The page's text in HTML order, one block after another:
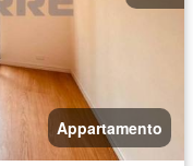
Appartamento